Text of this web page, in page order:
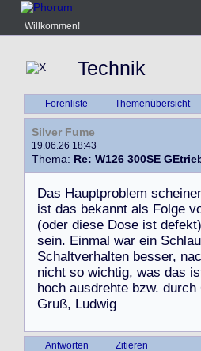
Willkommen!
Technik
Forenliste Themenübersicht
Silver Fume
19.06.26 18:43
Thema: Re: W126 300SE
Das Hauptproblem scheine
ist das bekannt als Folge v
(oder diese Dose ist defekt)
sein. Einmal war ein Schlau
Schaltverhalten besser, nac
nicht so wichtig, was das is
hoch ausdrehte bzw. durch
Gruß, Ludwig
Antworten Zitieren